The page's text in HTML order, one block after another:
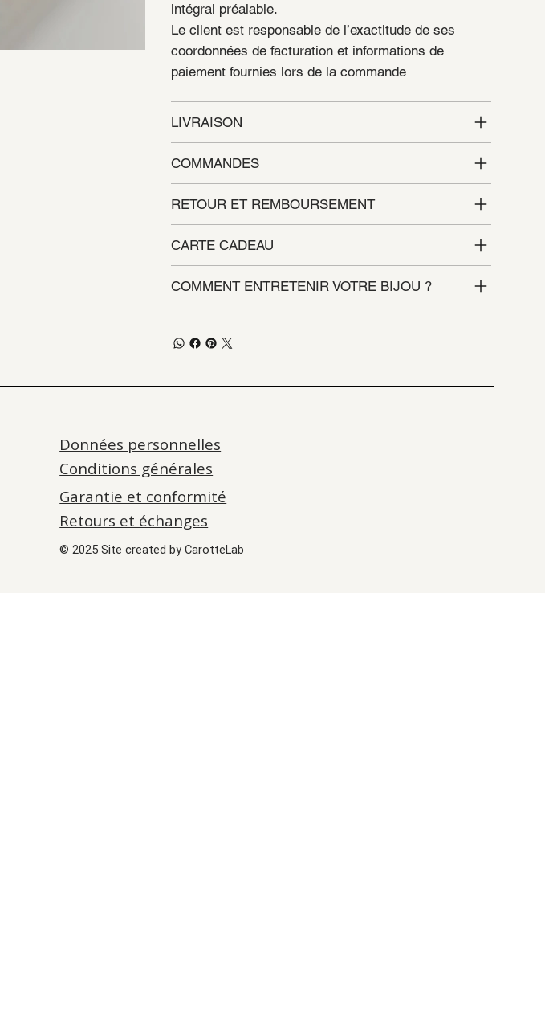
intégral préalable.
Le client est responsable de l’exactitude de ses
coordonnées de facturation et informations de
paiement fournies lors de la commande
LIVRAISON
COMMANDES
RETOUR ET REMBOURSEMENT
CARTE CADEAU
COMMENT ENTRETENIR VOTRE BIJOU ?
Données personnelles
Conditions générales
Garantie et conformité
Retours et échanges
© 2025 Site created byCarotteLab